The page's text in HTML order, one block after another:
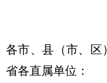
各市、县（市、区
省各直属单位：